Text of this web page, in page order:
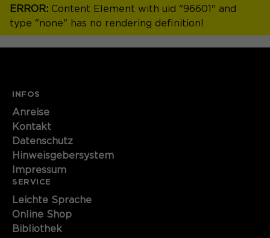
ERROR: Content Element with uid "96601" and
type "none" has no rendering definition!
INFOS
Anreise
Kontakt
Datenschutz
Hinweisgebersystem
Impressum
SERVICE
Leichte Sprache
Online Shop
Bibliothek